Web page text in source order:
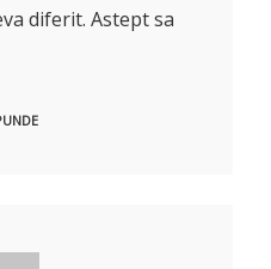
diferit. Astept sa